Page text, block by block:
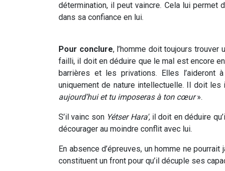
détermination, il peut vaincre. Cela lui permet
dans sa confiance en lui.
Pour conclure, l’homme doit toujours trouver
failli, il doit en déduire que le mal est encore
barrières et les privations. Elles
uniquement de nature intellectuelle. Il doit
aujourd’hui et tu imposeras à ton cœur».
S’il vainc son Yétser Hara',il doit en déduire
décourager au moindre conflit avec lui.
En absence d’épreuves, un homme ne
constituent un front pour qu’il décuple ses